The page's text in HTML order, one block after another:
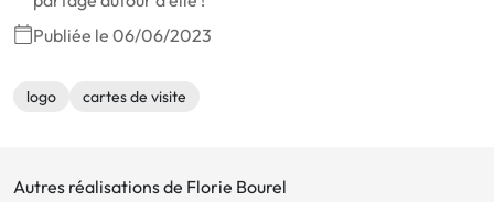
Publiée le 06/06/2023
logo cartes de visite
Autres réalisations de Florie Bourel